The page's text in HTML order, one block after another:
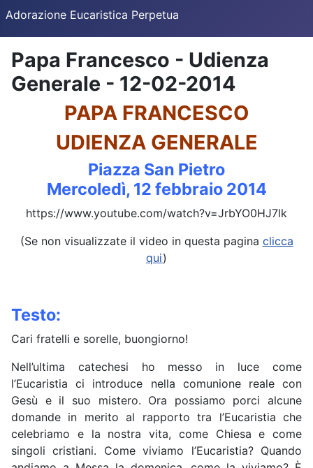
Adorazione Eucaristica Perpetua
Papa Francesco - Udienza
Generale - 12-02-2014
PAPA FRANCESCO
UDIENZA GENERALE
Piazza San Pietro
Mercoledì, 12 febbraio 2014
https://www.youtube.com/watch?v=JrbYO0HJ7lk
(Se non visualizzate il video in questa pagina clicca
qui)
Testo:
Cari fratelli e sorelle, buongiorno!
Nell’ultima catechesi ho messo in luce come
l’Eucaristia ci introduce nella comunione reale con
Gesù e il suo mistero. Ora possiamo porci alcune
domande in merito al rapporto tra l’Eucaristia che
celebriamo e la nostra vita, come Chiesa e come
singoli cristiani. Come viviamo l’Eucaristia? Quando